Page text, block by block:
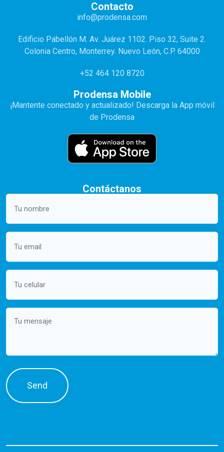
Contacto
info@prodensa.com
Edificio Pabellón M. Av. Juárez 1102. Piso 32, Suite 2.
Colonia Centro, Monterrey. Nuevo León, C.P. 64000
+52 464 120 8720
Prodensa Mobile
¡Mantente conectado y actualizado! Descarga la App móvil
de Prodensa
Contáctanos
Your
Email
Mobile
Message